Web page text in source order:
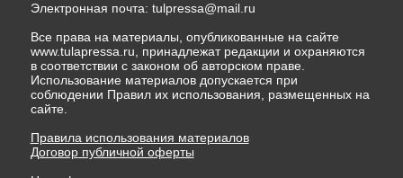
Электронная почта: tulpressa@mail.ru
Все права на материалы, опубликованные на сайте
www.tulapressa.ru, принадлежат редакции и охраняются
в соответствии с законом об авторском праве.
Использование материалов допускается при
соблюдении Правил их использования, размещенных на
сайте.
Правила использования материалов
Договор публичной оферты